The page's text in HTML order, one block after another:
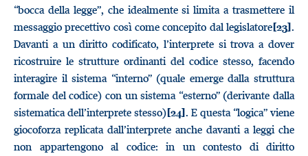
“bocca della legge”, che idealmente si limita a trasmettere il
messaggio precettivo così come concepito dal legislatore[23].
Davanti a un diritto codificato, l’interprete si trova a dover
ricostruire le strutture ordinanti del codice stesso, facendo
interagire il sistema “interno” (quale emerge dalla struttura
formale del codice) con un sistema “esterno” (derivante dalla
sistematica dell’interprete stesso)[24]. E questa “logica” viene
giocoforza replicata dall’interprete anche davanti a leggi che
non appartengono al codice: in un contesto di diritto